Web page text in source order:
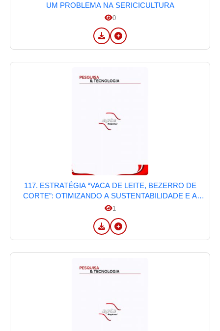
UM PROBLEMA NA SERICICULTURA
0
117. ESTRATÉGIA “VACA DE LEITE, BEZERRO DE
CORTE”: OTIMIZANDO A SUSTENTABILIDADE E A
RENTABILIDADE NA PECUÁRIA
1